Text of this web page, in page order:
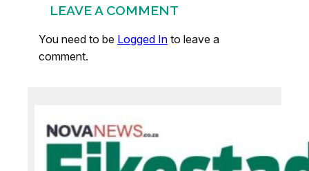
LEAVE A COMMENT
You need to be Logged In to leave a
comment.